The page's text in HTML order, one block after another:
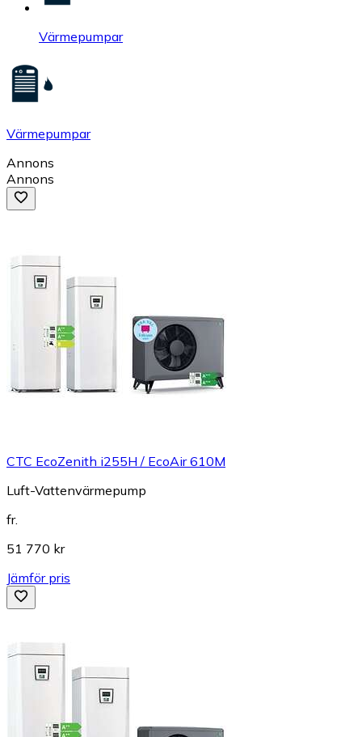
Värmepumpar
Värmepumpar
Annons
Annons
CTC EcoZenith i255H / EcoAir 610M
Luft-Vattenvärmepump
fr.
51 770 kr
Jämför pris